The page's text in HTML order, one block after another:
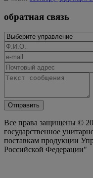
обратная связь
Отправить
Все права защищены ©
государственное
поставкам продукции
Российской Федерации"